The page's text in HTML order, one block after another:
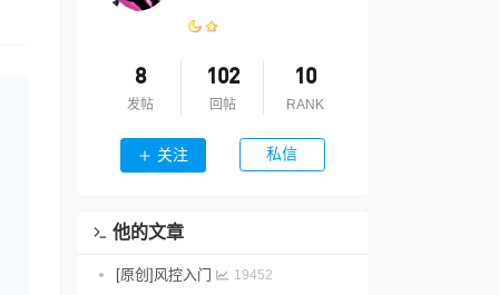
8
发帖
102
回帖
10
RANK
关注 私信
他的文章
[原创]风控入门 19452